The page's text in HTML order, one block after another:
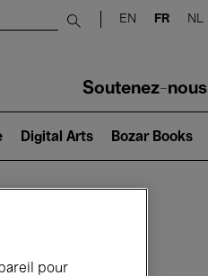
Submit search
EN FR NL
Soutenez-nous
Digital Arts Bozar Books
pour